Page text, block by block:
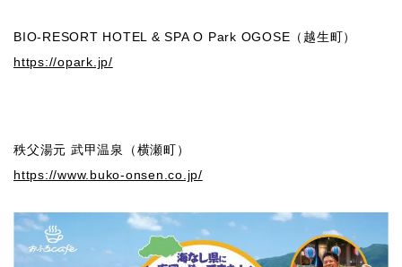
BIO-RESORT HOTEL & SPA O Park OGOSE（越生町）
https://opark.jp/
秩父湯元 武甲温泉（横瀬町）
https://www.buko-onsen.co.jp/